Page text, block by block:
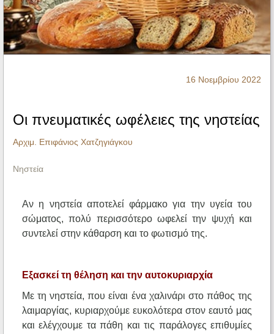
Ηχητικά
16 Νοεμβρίου 2022
Οι πνευματικές ωφέλειες της νηστείας
Αρχιμ. Επιφάνιος Χατζηγιάγκου
Νηστεία
Αν η νηστεία αποτελεί φάρμακο για την υγεία του
σώματος, πολύ περισσότερο ωφελεί την ψυχή και
συντελεί στην κάθαρση και το φωτισμό της.
Εξασκεί τη θέληση και την αυτοκυριαρχία
Με τη νηστεία, που είναι ένα χαλινάρι στο πάθος της
λαιμαργίας, κυριαρχούμε ευκολότερα στον εαυτό μας
και ελέγχουμε τα πάθη και τις παράλογες επιθυμίες